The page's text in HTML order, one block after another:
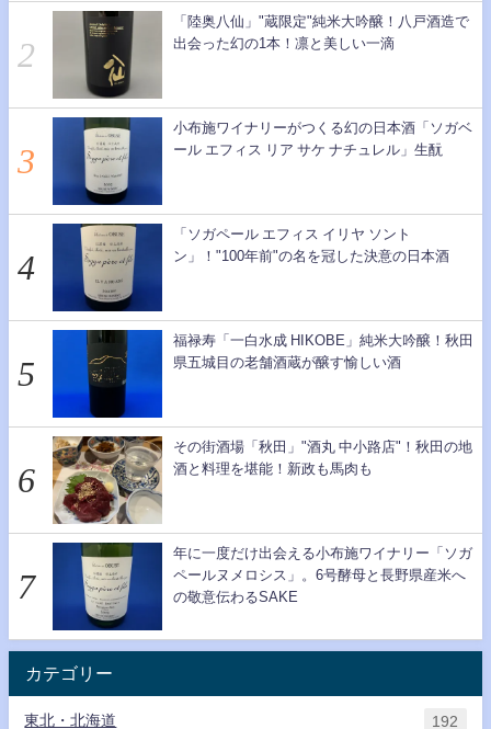
「陸奥八仙」"蔵限定"純米大吟醸！八戸酒造で
出会った幻の1本！凛と美しい一滴
小布施ワイナリーがつくる幻の日本酒「ソガベ
ール エフィス リア サケ ナチュレル」生酛
「ソガペール エフィス イリヤ ソント
ン」！"100年前"の名を冠した決意の日本酒
福禄寿「一白水成 HIKOBE」純米大吟醸！秋田
県五城目の老舗酒蔵が醸す愉しい酒
その街酒場「秋田」"酒丸 中小路店"！秋田の地
酒と料理を堪能！新政も馬肉も
年に一度だけ出会える小布施ワイナリー「ソガ
ペールヌメロシス」。6号酵母と長野県産米へ
の敬意伝わるSAKE
カテゴリー
東北・北海道 192